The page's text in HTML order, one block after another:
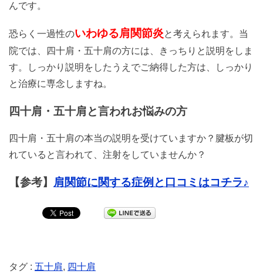
んです。
恐らく一過性のいわゆる肩関節炎と考えられます。当
院では、四十肩・五十肩の方には、きっちりと説明をしま
す。しっかり説明をしたうえでご納得した方は、しっかり
と治療に専念しますね。
四十肩・五十肩と言われお悩みの方
四十肩・五十肩の本当の説明を受けていますか？腱板が切
れていると言われて、注射をしていませんか？
【参考】 肩関節に関する症例と口コミはコチラ♪
タグ : 五十肩, 四十肩